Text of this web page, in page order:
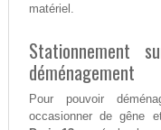
matériel.
Stationnement
déménagement
Pour pouvoir
occasionner de gêne